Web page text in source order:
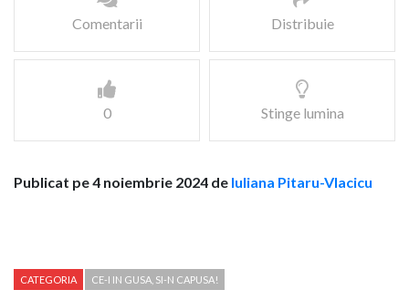
Comentarii Distribuie
0 Stinge lumina
Publicat pe 4 noiembrie 2024 de Iuliana Pitaru-Vlacicu
CATEGORIA CE-I IN GUSA, SI-N CAPUSA!